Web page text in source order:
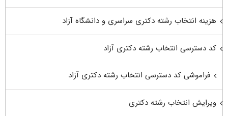
هزینه انتخاب رشته دکتری سراسری و دانشگاه آزاد
کد دسترسی انتخاب رشته دکتری آزاد
فراموشی کد دسترسی انتخاب رشته دکتری آزاد
ویرایش انتخاب رشته دکتری